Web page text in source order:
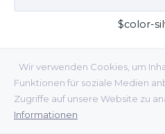
Wir verwenden Cookies, um
Funktionen für soziale Medien
Zugriffe auf unsere Website zu
Informationen
$color-